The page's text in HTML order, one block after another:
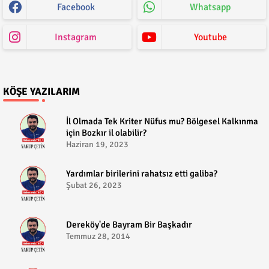
Facebook Whatsapp
Instagram Youtube
KÖŞE YAZILARIM
​İl Olmada Tek Kriter Nüfus mu? Bölgesel Kalkınma
için Bozkır il olabilir?
Haziran 19, 2023
​Yardımlar birilerini rahatsız etti galiba?
Şubat 26, 2023
Dereköy'de Bayram Bir Başkadır
Temmuz 28, 2014